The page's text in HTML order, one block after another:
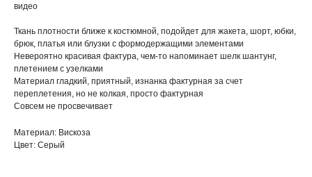
видео
Ткань плотности ближе к костюмной, подойдет для жакета, шорт, юбки,
брюк, платья или блузки с формодержащими элементами
Невероятно красивая фактура, чем-то напоминает шелк шантунг,
плетением с узелками
Материал гладкий, приятный, изнанка фактурная за счет
переплетения, но не колкая, просто фактурная
Совсем не просвечивает
Материал: Вискоза
Цвет: Серый